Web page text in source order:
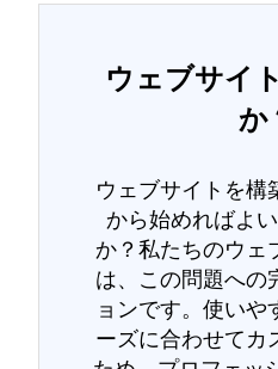
ウェブサイ
か
ウェブサイトを構
から始めればよ
か？私たちのウェ
は、この問題への
ョンです。使いや
ーズに合わせてカ